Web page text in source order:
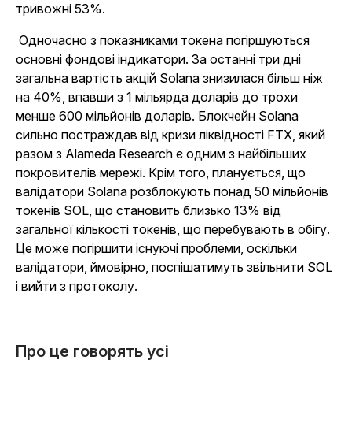
тривожні 53%.
Одночасно з показниками токена погіршуються
основні фондові індикатори. За останні три дні
загальна вартість акцій Solana знизилася більш ніж
на 40%, впавши з 1 мільярда доларів до трохи
менше 600 мільйонів доларів. Блокчейн Solana
сильно постраждав від кризи ліквідності FTX, який
разом з Alameda Research є одним з найбільших
покровителів мережі. Крім того, планується, що
валідатори Solana розблокують понад 50 мільйонів
токенів SOL, що становить близько 13% від
загальної кількості токенів, що перебувають в обігу.
Це може погіршити існуючі проблеми, оскільки
валідатори, ймовірно, поспішатимуть звільнити SOL
і вийти з протоколу.
Про це говорять усі